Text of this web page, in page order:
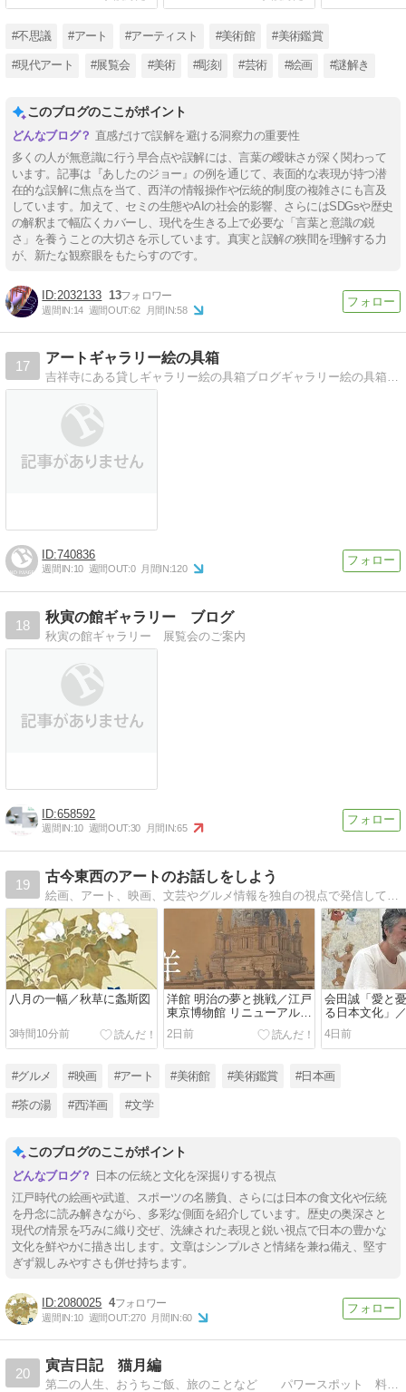
#不思議 #アート #アーティスト #美術館 #美術鑑賞
#現代アート #展覧会 #美術 #彫刻 #芸術 #絵画 #謎解き
このブログのここがポイント
直感だけで誤解を避ける洞察力の重要性
多くの人が無意識に行う早合点や誤解には、言葉の曖昧さが深く関わって
います。記事は『あしたのジョー』の例を通じて、表面的な表現が持つ潜
在的な誤解に焦点を当て、西洋の情報操作や伝統的制度の複雑さにも言及
しています。加えて、セミの生態やAIの社会的影響、さらにはSDGsや歴史
の解釈まで幅広くカバーし、現代を生きる上で必要な「言葉と意識の鋭
さ」を養うことの大切さを示しています。真実と誤解の狭間を理解する力
が、新たな観察眼をもたらすのです。
2032133 13
週間IN:14 週間OUT:62 月間IN:58
17
アートギャラリー絵の具箱
吉祥寺にある貸しギャラリー絵の具箱ブログギャラリー絵の具箱のブログ。展示情報の他に、アートに関する情報等を載せています。
740836
週間IN:10 週間OUT:0 月間IN:120
18
秋寅の館ギャラリー ブログ
秋寅の館ギャラリー 展覧会のご案内
658592
週間IN:10 週間OUT:30 月間IN:65
19
古今東西のアートのお話しをしよう
絵画、アート、映画、文芸やグルメ情報を独自の視点で発信しています
八月の一幅／秋草に螽斯図
3時間10分前
洋館 明治の夢と挑戦／江戸
東京博物館 リニューアル記
念特別展
2日前
会田誠「愛と
る日本文化」
現代美術館
4日前
#グルメ #映画 #アート #美術館 #美術鑑賞 #日本画
#茶の湯 #西洋画 #文学
このブログのここがポイント
日本の伝統と文化を深掘りする視点
江戸時代の絵画や武道、スポーツの名勝負、さらには日本の食文化や伝統
を丹念に読み解きながら、多彩な側面を紹介しています。歴史の奥深さと
現代の情景を巧みに織り交ぜ、洗練された表現と鋭い視点で日本の豊かな
文化を鮮やかに描き出します。文章はシンプルさと情緒を兼ね備え、堅す
ぎず親しみやすさも併せ持ちます。
2080025 4
週間IN:10 週間OUT:270 月間IN:60
20
寅吉日記 猫月編
第二の人生、おうちご飯、旅のことなど パワースポット 料理 日々のつれづれ